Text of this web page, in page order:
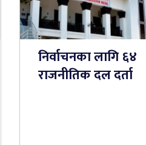
निर्वाचनका लागि ६४
राजनीतिक दल दर्ता